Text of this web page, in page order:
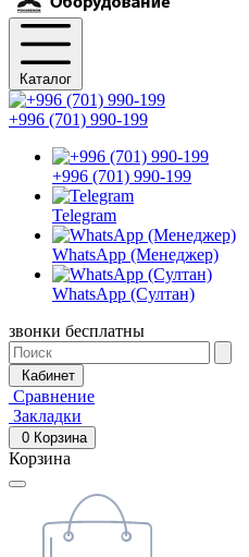
Каталог
+996 (701) 990-199
+996 (701) 990-199
Telegram
WhatsApp (Менеджер)
WhatsApp (Султан)
звонки бесплатны
Кабинет
Сравнение
Закладки
0 Корзина
Корзина